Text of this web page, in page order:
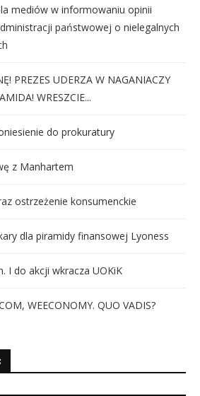
mediów w informowaniu opinii
państwowej o nielegalnych
PREZES UDERZA W NAGANIACZY
WRESZCIE...
do prokuratury
z Manhartem
ostrzeżenie konsumenckie
dla piramidy finansowej Lyoness
I do akcji wkracza UOKiK
WEECONOMY. QUO VADIS?